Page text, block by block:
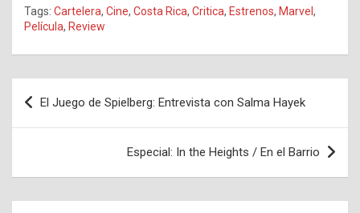
Tags: Cartelera, Cine, Costa Rica, Critica, Estrenos, Marvel ,
Película, Review
Navegación
de
El Juego de Spielberg: Entrevista con Salma Hayek
Especial: In the Heights / En el Barrio